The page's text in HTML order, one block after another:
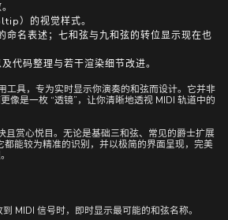
）的视觉样式。
名表述；七和弦与九和弦的转位显示现在也
代码整理与若干渲染细节改进。
工具，专为实时显示你演奏的和弦而设计。它并非
像是一枚 “透镜”，让你清晰地透视 MIDI 轨道中的
且赏心悦目。无论是基础三和弦、常见的爵士扩展
能较为精准的识别，并以极简的界面呈现，完美
MIDI 信号时，即时显示最可能的和弦名称。